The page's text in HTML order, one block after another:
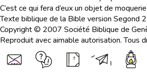
C’est ce qui fera d’eux un objet de
Texte biblique de la Bible version Segond
Copyright © 2007 Société Biblique de
Reproduit avec aimable autorisation. Tous